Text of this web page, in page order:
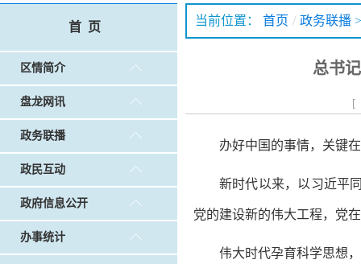
常见问题问答
调查征集 做好“六稳”工作 落实“六保”任务 公共卫生知识普及
戴惠明调研辖区汽车企业 戴惠明
盘龙区委2026年度巡察工作会暨十三届...
戴惠明
首 页
区情简介
盘龙网讯
政务联播
政民互动
政府信息公开
办事统计
当前位置： 首页 / 政务联播
总书
[
办好中国的事情，关键
新时代以来，以习近平
党的建设新的伟大工程，党
伟大时代孕育科学思想